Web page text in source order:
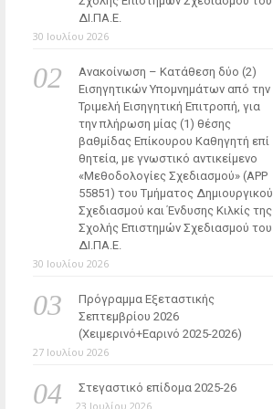
ΔΙ.ΠΑ.Ε.
30 Ιουλίου 2026
Ανακοίνωση – Κατάθεση δύο (2)
Εισηγητικών Υπομνημάτων από την
Τριμελή Εισηγητική Επιτροπή, για
την πλήρωση μίας (1) θέσης
βαθμίδας Επίκουρου Καθηγητή επί
θητεία, με γνωστικό αντικείμενο
«Μεθοδολογίες Σχεδιασμού» (ΑΡΡ
55851) του Τμήματος Δημιουργικού
Σχεδιασμού και Ένδυσης Κιλκίς της
Σχολής Επιστημών Σχεδιασμού του
ΔΙ.ΠΑ.Ε.
30 Ιουλίου 2026
Πρόγραμμα Εξεταστικής
Σεπτεμβρίου 2026
(Χειμερινό+Εαρινό 2025-2026)
27 Ιουλίου 2026
Στεγαστικό επίδομα 2025-26
23 Ιουλίου 2026